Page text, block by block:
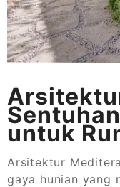
untuk
Arsitektur
gaya hunian yang